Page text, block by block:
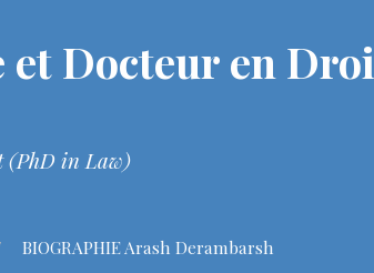
et Docteur en
(PhD in Law)
BIOGRAPHIE Arash Derambarsh